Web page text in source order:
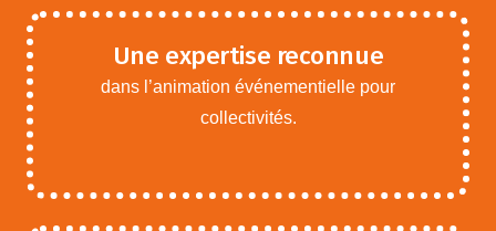
Une expertise reconnue
dans l’animation événementielle pour
collectivités.